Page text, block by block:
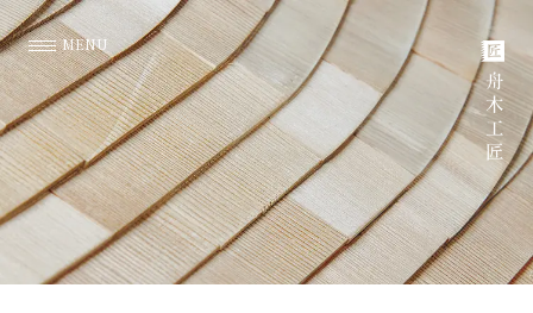
MENU
Home
ホーム
About us
舟木工匠について